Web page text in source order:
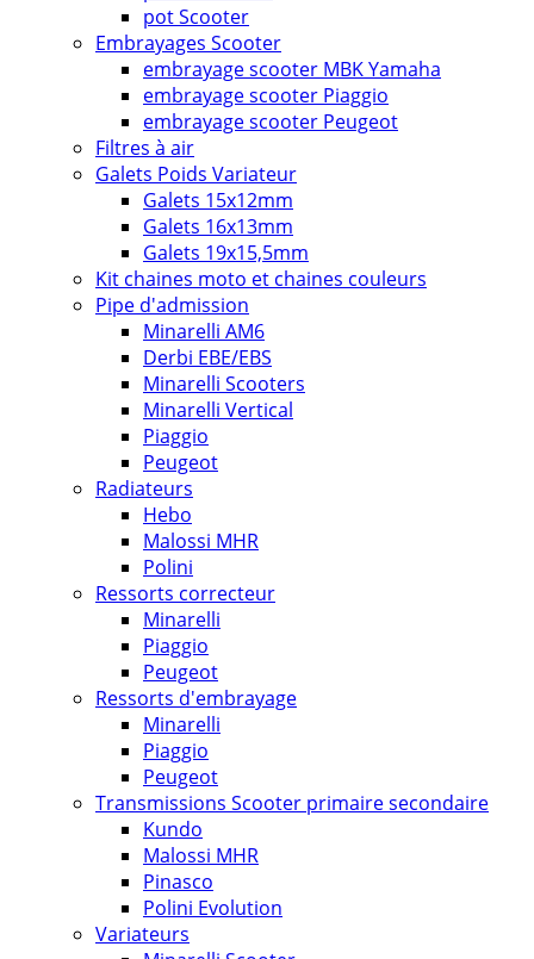
pot Scooter
Embrayages Scooter
embrayage scooter MBK Yamaha
embrayage scooter Piaggio
embrayage scooter Peugeot
Filtres à air
Galets Poids Variateur
Galets 15x12mm
Galets 16x13mm
Galets 19x15,5mm
Kit chaines moto et chaines couleurs
Pipe d'admission
Minarelli AM6
Derbi EBE/EBS
Minarelli Scooters
Minarelli Vertical
Piaggio
Peugeot
Radiateurs
Hebo
Malossi MHR
Polini
Ressorts correcteur
Minarelli
Piaggio
Peugeot
Ressorts d'embrayage
Minarelli
Piaggio
Peugeot
Transmissions Scooter primaire secondaire
Kundo
Malossi MHR
Pinasco
Polini Evolution
Variateurs